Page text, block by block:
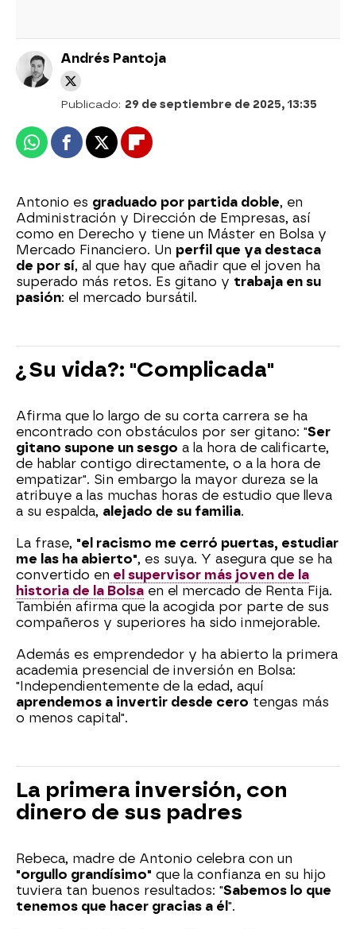
Andrés Pantoja
Publicado: 29 de septiembre de 2025, 13:35
WhatsappFacebook
X Flipboard
Antonio es graduado por partida doble, en
Administración y Dirección de Empresas, así
como en Derecho y tiene un Máster en Bolsa y
Mercado Financiero. Un perfil que ya destaca
de por sí, al que hay que añadir que el joven ha
superado más retos. Es gitano y trabaja en su
pasión: el mercado bursátil.
¿Su vida?: "Complicada"
Afirma que lo largo de su corta carrera se ha
encontrado con obstáculos por ser gitano: "Ser
gitano supone un sesgo a la hora de calificarte,
de hablar contigo directamente, o a la hora de
empatizar". Sin embargo la mayor dureza se la
atribuye a las muchas horas de estudio que lleva
a su espalda, alejado de su familia.
La frase, "el racismo me cerró puertas, estudiar
me las ha abierto", es suya. Y asegura que se ha
convertido en el supervisor más joven de la
historia de la Bolsa en el mercado de Renta Fija.
También afirma que la acogida por parte de sus
compañeros y superiores ha sido inmejorable.
Además es emprendedor y ha abierto la primera
academia presencial de inversión en Bolsa:
"Independientemente de la edad, aquí
aprendemos a invertir desde cero tengas más
o menos capital".
La primera inversión, con
dinero de sus padres
Rebeca, madre de Antonio celebra con un
"orgullo grandísimo" que la confianza en su hijo
tuviera tan buenos resultados: "Sabemos lo que
tenemos que hacer gracias a él ".